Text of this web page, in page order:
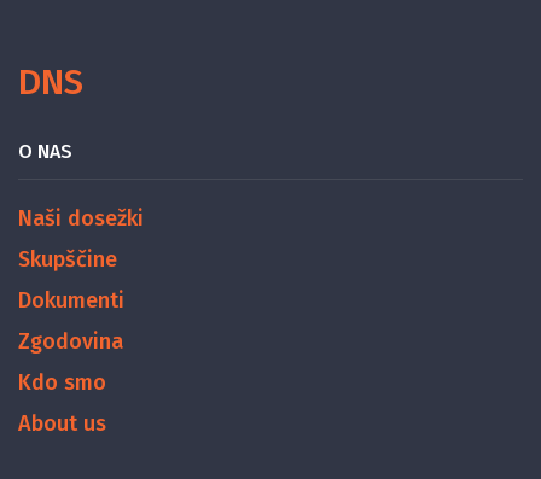
DNS
O NAS
Naši dosežki
Skupščine
Dokumenti
Zgodovina
Kdo smo
About us